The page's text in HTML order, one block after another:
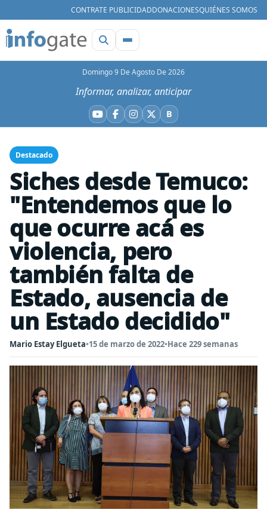
CONTRATE PUBLICIDADDONACIONESQUIÉNES SOMOS
Domingo 9 De Agosto De 2026
Informar, analizar, anticipar
YouTube
Facebook
Instagram
X BBluesky
Destacado
Siches desde Temuco:
"Entendemos que lo
que ocurre acá es
violencia, pero
también falta de
Estado, ausencia de
un Estado decidido"
Mario Estay Elgueta•15 de marzo de 2022•Hace 229 semanas